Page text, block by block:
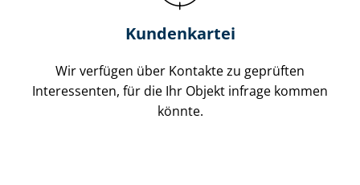
Kundenkartei
Wir verfügen über Kontakte zu geprüften
Interessenten, für die Ihr Objekt infrage kommen
könnte.